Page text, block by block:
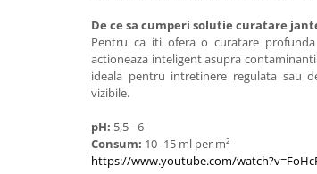
De ce sa cumperi solutie curatare
Pentru ca iti ofera o curatare
actioneaza inteligent asupra
ideala pentru intretinere regulata sau
vizibile.
pH: 5,5 - 6
Consum: 10- 15 ml per m²
https://www.youtube.com/